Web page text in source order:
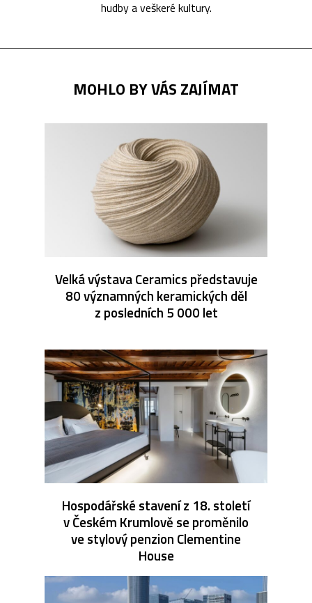
hudby a veškeré kultury.
MOHLO BY VÁS ZAJÍMAT
Velká výstava Ceramics představuje
80 významných keramických děl
z posledních 5 000 let
Hospodářské stavení z 18. století
v Českém Krumlově se proměnilo
ve stylový penzion Clementine
House